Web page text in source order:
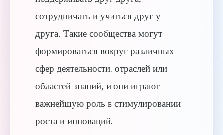
сотрудничать и учиться друг у
друга. Такие сообщества могут
формироваться вокруг различных
сфер деятельности, отраслей или
областей знаний, и они играют
важнейшую роль в стимулировании
роста и инноваций.